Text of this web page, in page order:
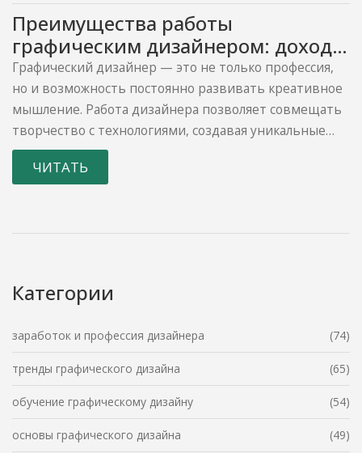
Преимущества работы
графическим дизайнером: доход,
креативность, гибкость
Графический дизайнер — это не только профессия,
но и возможность постоянно развивать креативное
мышление. Работа дизайнера позволяет совмещать
творчество с технологиями, создавая уникальные
проекты. Гибкость рабочего графика подходит для
тех, кто ценит свободу выбора, а высокий спрос на
ЧИТАТЬ
Категории
заработок и профессия дизайнера (74)
тренды графического дизайна (65)
обучение графическому дизайну (54)
основы графического дизайна (49)